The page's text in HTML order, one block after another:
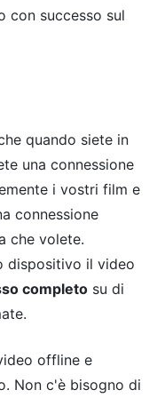
con successo sul
quando siete in
una connessione
i vostri film e
connessione
che volete.
dispositivo il video
completo su di
offline e
Non c'è bisogno di